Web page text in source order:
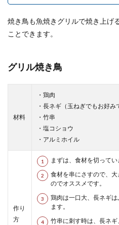
焼き鳥も魚焼きグリルで焼き上げ
ことできます。
グリル焼き鳥
材料
・鶏肉
・長ネギ（玉ねぎでもお好み
・竹串
・塩コショウ
・アルミホイル
作り
方
まずは、食材を切ってい
食材を串にさすので、
のでオススメです。
鶏肉は一口大、長ネギ
ます。
竹串に刺す時は、長ネ